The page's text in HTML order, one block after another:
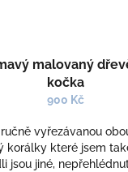
malovaný
kočka
900 Kč
vyřezávanou
korálky které jsem
jsou jiné,